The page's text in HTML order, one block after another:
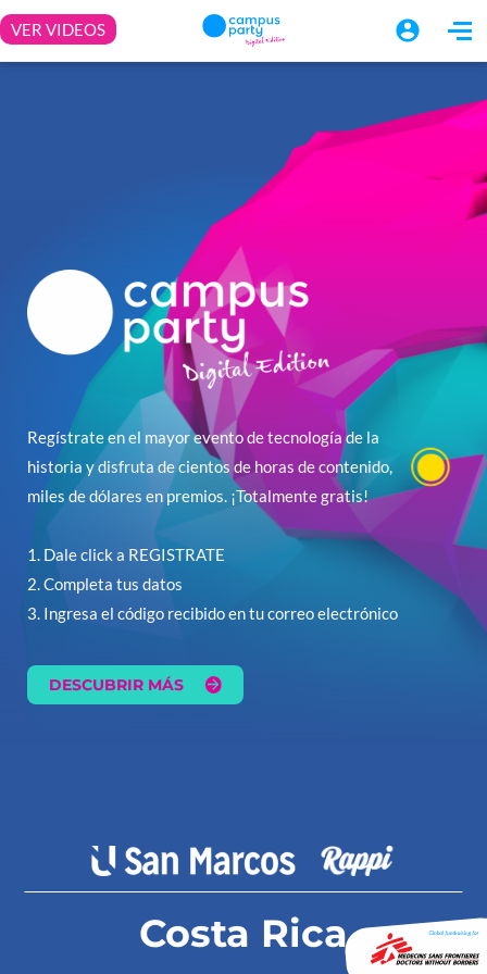
Costa Rica
Regístrate en el mayor evento de tecnología de la
historia y disfruta de cientos de horas de contenido,
miles de dólares en premios. ¡Totalmente gratis!
1. Dale click a REGISTRATE
2. Completa tus datos
3. Ingresa el código recibido en tu correo electrónico
DESCUBRIR MÁS